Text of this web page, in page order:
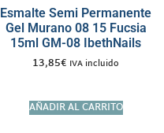
Esmalte Semi Permanente
Gel Murano 08 15 Fucsia
15ml GM-08 IbethNails
13,85€ IVA incluido
AÑADIR AL CARRITO